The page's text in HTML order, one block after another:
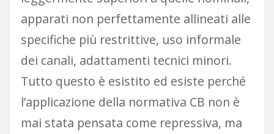
apparati non perfettamente allineati alle
specifiche più restrittive, uso informale
dei canali, adattamenti tecnici minori.
Tutto questo è esistito ed esiste perché
l’applicazione della normativa CB non è
mai stata pensata come repressiva, ma